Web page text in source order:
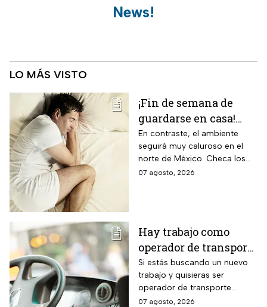
News!
LO MÁS VISTO
¡Fin de semana de
guardarse en casa!
Monzón mexicano
dejará lluvias
intensas en estos
estados; así estará el
En contraste, el ambiente
seguirá muy caluroso en el
norte de México. Checa los
detalles y toma precauciones.
07 agosto, 2026
Hay trabajo como
operador de transporte
público con sueldo de
18 mil pesos, bonos y
despensa
Si estás buscando un nuevo
trabajo y quisieras ser
operador de transporte
público, publicaron algunas
07 agosto, 2026